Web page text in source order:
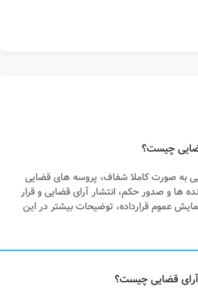
به صورت کاملا شفاف، پروسه های قضایی
ها و صدور حکم، انتشار آرای قضایی و قرار
عموم قرارداده، توضیحات بیشتر در این